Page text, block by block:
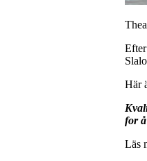
Här
for
Läs